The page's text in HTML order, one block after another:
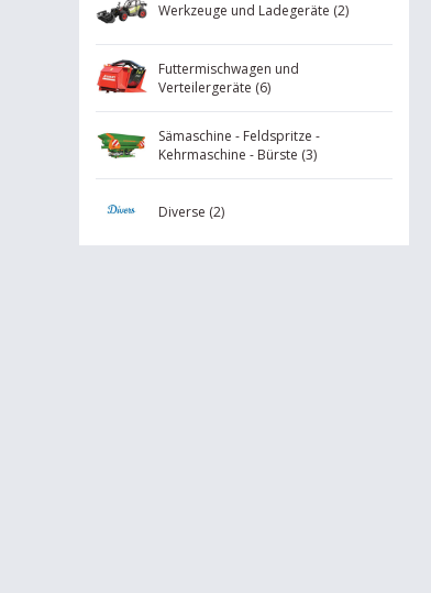
Werkzeuge und Ladegeräte (2)
Futtermischwagen und
Verteilergeräte (6)
Sämaschine - Feldspritze -
Kehrmaschine - Bürste (3)
Diverse (2)